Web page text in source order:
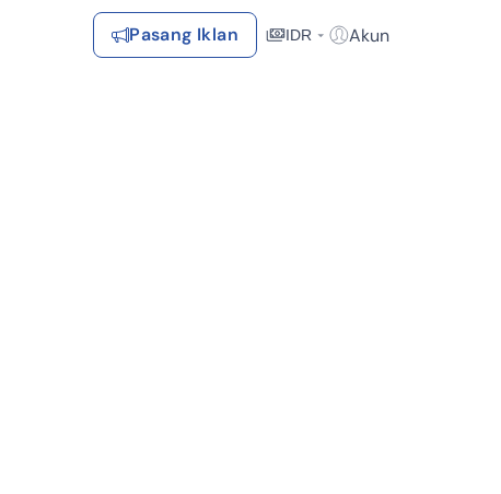
Pasang Iklan IDR Akun